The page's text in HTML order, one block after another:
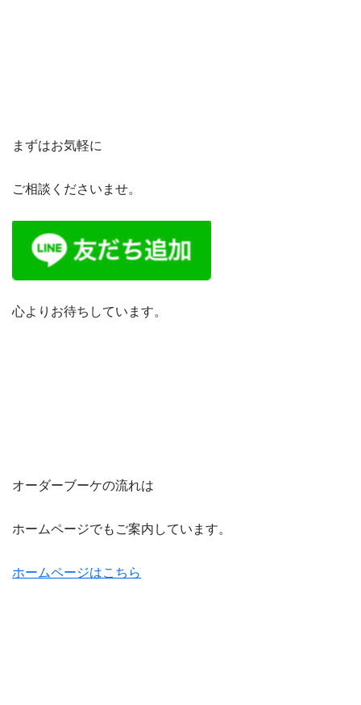
まずはお気軽に
ご相談くださいませ。
心よりお待ちしています。
オーダーブーケの流れは
ホームページでもご案内しています。
ホームページはこちら